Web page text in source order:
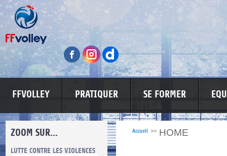
FFVOLLEY PRATIQUER SE FORMER
ZOOM SUR...
LUTTE CONTRE LES VIOLENCES MA PETITE SPONSO
Accueil >> HOME